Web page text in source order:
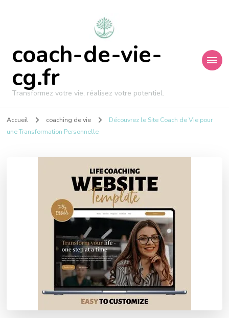
coach-de-vie-
cg.fr
Transformez votre vie, réalisez votre potentiel.
Accueil coaching de vie
Découvrez le Site Coach de Vie pour
une Transformation Personnelle